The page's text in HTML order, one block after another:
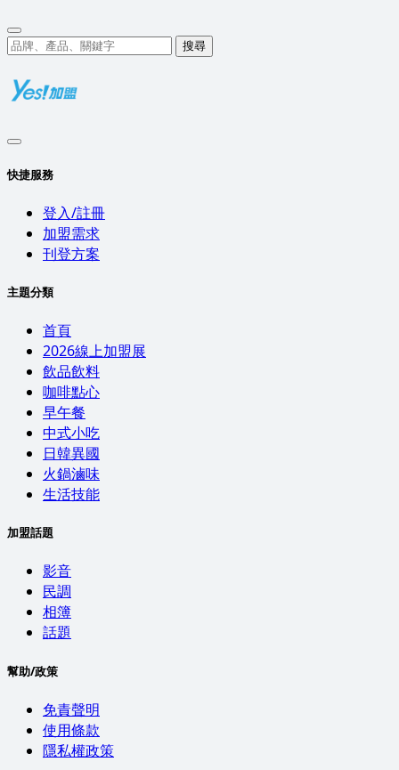
搜尋
快捷服務
登入/註冊
加盟需求
刊登方案
主題分類
首頁
2026線上加盟展
飲品飲料
咖啡點心
早午餐
中式小吃
日韓異國
火鍋滷味
生活技能
加盟話題
影音
民調
相簿
話題
幫助/政策
免責聲明
使用條款
隱私權政策